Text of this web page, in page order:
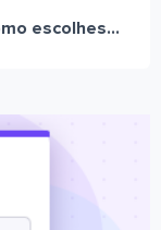
escolhes...